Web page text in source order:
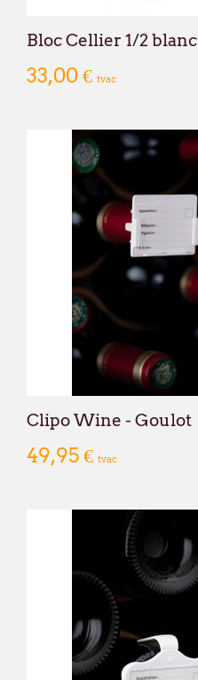
Bloc Cellier 1/2 blanc
33,00 € tvac
Clipo Wine - Goulot
49,95 € tvac